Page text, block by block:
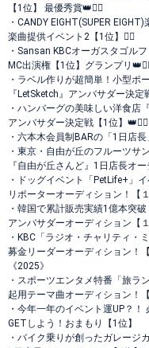
【1位】 最優秀賞👑❤️‍🔥
・CANDY EIGHT(SUPER
楽曲提供イベント2【1位】❤️‍🔥
・Sansan KBCオーガスタゴル
MC出演権【1位】グランプリ
・ラベル作りが超簡単！小型ポ
『LetSketch』アンバサダー決定
・ハンバーグの美味しい洋食店『
アンバサダー決定戦【1位】👑❤️‍🔥
・六本木会員制BARの「1日店
・東京・自由が丘のフルーツサ
『自由が丘さんど』1日店長オ
・ドッグイベント「PetLife+」イ
リポーターオーディション！【
・韓国で累計販売実績1億本突破
アンバサダーオーディション【
・KBC「ラジオ・チャリティ・
募金リーダーオーディション！
《2025》
・スポーツエンタメ特番「旅ラ
起用テーマ曲オーディション！【
・今年一年のイベント運UP？！
GETしよう！おまもり【1位】
・バイク乗りが創ったガレージ